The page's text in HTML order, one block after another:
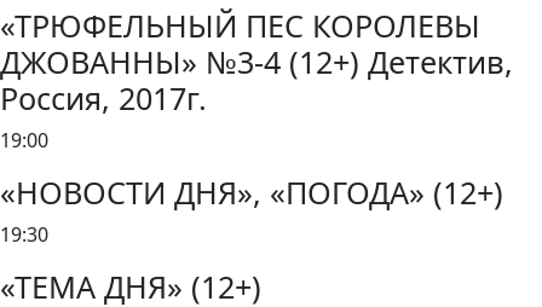
«ТРЮФЕЛЬНЫЙ ПЕС КОРОЛЕВЫ
ДЖОВАННЫ» №3-4 (12+) Детектив,
Россия, 2017г.
19:00
«НОВОСТИ ДНЯ», «ПОГОДА» (12+)
19:30
«ТЕМА ДНЯ» (12+)